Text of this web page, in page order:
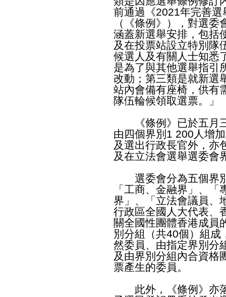
前通過《2021年完善
（《條例》），對選
涵蓋新選舉安排，包括
及在投票站設立特別隊
候選人及有關人士知悉
是為了與其他選舉指引
改動；第三類是就新選
站內會備有座椅，供有
隊伍輪候領取選票。」
《條例》已於五月三
由四個界別1 200人增
及選出行政長官外，亦
及在立法會選舉選委會
選委會分為五個界別
「工商、金融界」、
界」、「立法會議員、
行政區全國人大代表、
關全國性團體香港成員
別分組（共40個）組成
然委員、由指定界別分
及由界別分組內合資格
票產生的委員。
此外，《條例》亦落